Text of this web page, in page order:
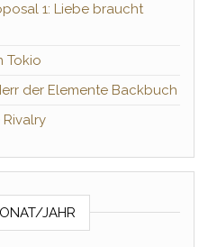
1: Liebe braucht
Tokio
der Elemente Backbuch
JAHR